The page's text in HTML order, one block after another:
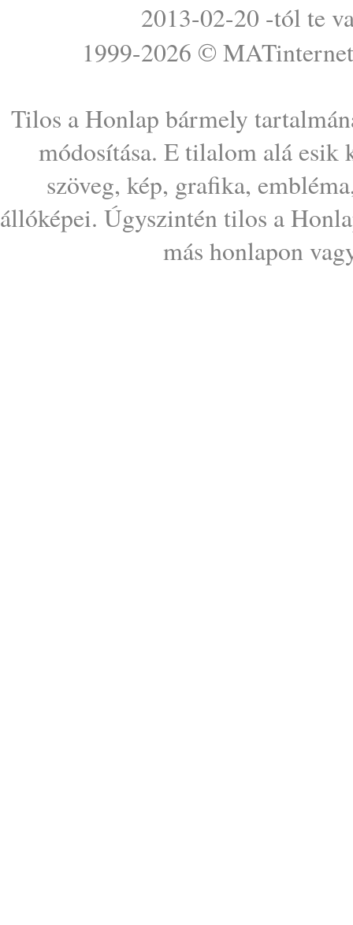
2013-02-20 -tól te
1999-2026 © MATinternet
Tilos a Honlap bármely
módosítása. E tilalom alá esik
szöveg, kép, grafika,
állóképei. Úgyszintén tilos a
más honlapon